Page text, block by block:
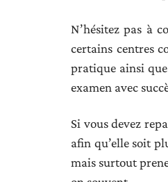
N’hésitez pas à
certains centres
pratique ainsi
examen avec
Si vous devez
afin qu’elle soit
mais surtout